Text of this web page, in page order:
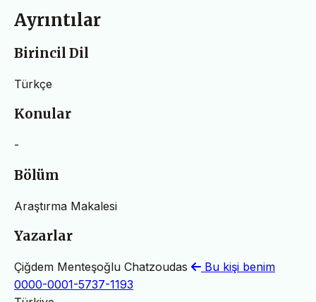
Ayrıntılar
Birincil Dil
Türkçe
Konular
-
Bölüm
Araştırma Makalesi
Yazarlar
Çiğdem Menteşoğlu Chatzoudas
Bu kişi benim
0000-0001-5737-1193